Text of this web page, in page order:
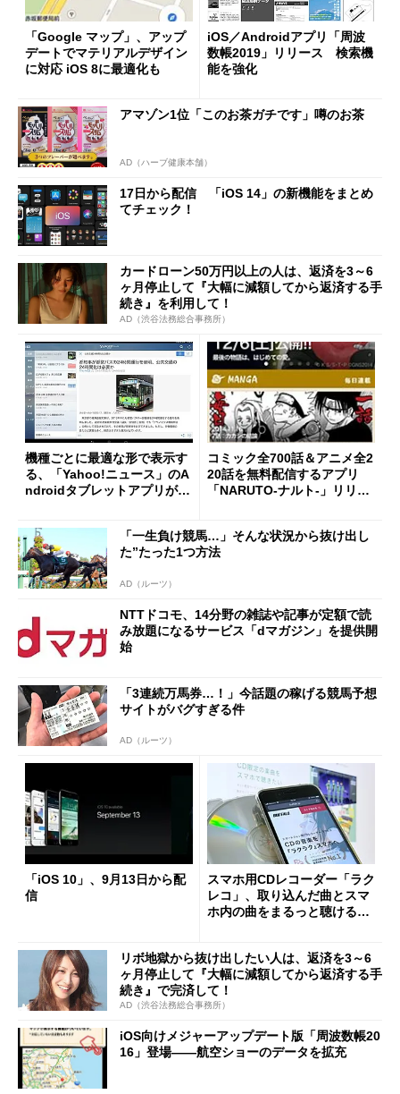
「Google マップ」、アップ
デートでマテリアルデザイン
に対応 iOS 8に最適化も
iOS／Androidアプリ「周波
数帳2019」リリース 検索機
能を強化
アマゾン1位「このお茶ガチです」噂のお茶
AD（ハーブ健康本舗）
17日から配信 「iOS 14」の新機能をまとめ
てチェック！
カードローン50万円以上の人は、返済を3～6
ヶ月停止して『大幅に減額してから返済する手
続き』を利用して！
AD（渋谷法務総合事務所）
機種ごとに最適な形で表示す
る、「Yahoo!ニュース」のA
ndroidタブレットアプリが登
コミック全700話＆アニメ全2
20話を無料配信するアプリ
「NARUTO-ナルト-」リリー
「一生負け競馬…」そんな状況から抜け出し
た”たった1つ方法
AD（ルーツ）
NTTドコモ、14分野の雑誌や記事が定額で読
み放題になるサービス「dマガジン」を提供開
始
「3連続万馬券…！」今話題の稼げる競馬予想
サイトがバグすぎる件
AD（ルーツ）
「iOS 10」、9月13日から配
信
スマホ用CDレコーダー「ラク
レコ」、取り込んだ曲とスマ
ホ内の曲をまるっと聴けるよ
リボ地獄から抜け出したい人は、返済を3～6
ヶ月停止して『大幅に減額してから返済する手
続き』で完済して！
AD（渋谷法務総合事務所）
iOS向けメジャーアップデート版「周波数帳20
16」登場――航空ショーのデータを拡充